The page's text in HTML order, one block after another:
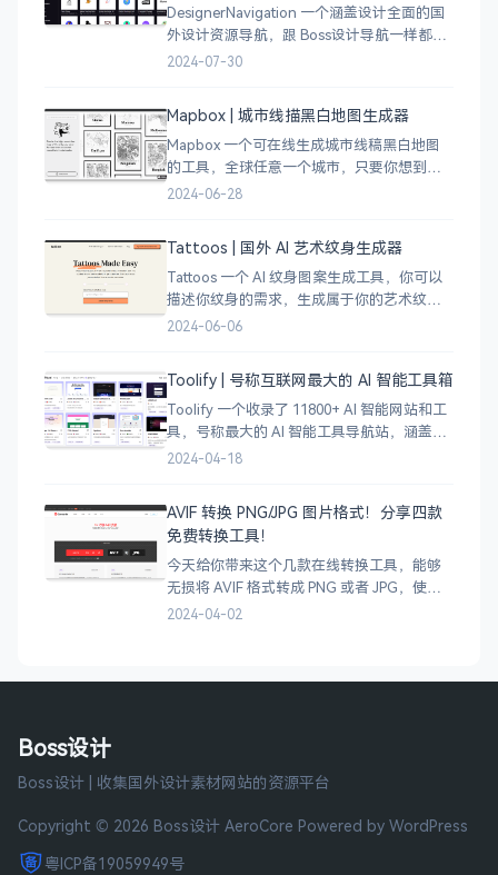
DesignerNavigation 一个涵盖设计全面的国
外设计资源导航，跟 Boss设计导航一样都是
分门别类的划分设计灵感、资讯、UI 资源、
2024-07-30
Mapbox | 城市线描黑白地图生成器
Mapbox 一个可在线生成城市线稿黑白地图
的工具，全球任意一个城市，只要你想到的
城市，直接搜索城市名称，自动生成该城市
成了
2024-06-28
Tattoos | 国外 AI 艺术纹身生成器
Tattoos 一个 AI 纹身图案生成工具，你可以
描述你纹身的需求，生成属于你的艺术纹身
图案，通过艺术表达自己，让纹身不仅仅是
2024-06-06
Toolify | 号称互联网最大的 AI 智能工具箱
Toolify 一个收录了 11800+ AI 智能网站和工
具，号称最大的 AI 智能工具导航站，涵盖了
AI 图像、AI 写作、AI 音视频工具、聊天机器
2024-04-18
AVIF 转换 PNG/JPG 图片格式！分享四款
免费转换工具！
今天给你带来这个几款在线转换工具，能够
无损将 AVIF 格式转成 PNG 或者 JPG，使用
很简单，只需将 AVIF 图像拖拽上传即可完成
2024-04-02
Boss设计
Boss设计 | 收集国外设计素材网站的资源平台
Copyright © 2026 Boss设计 AeroCore Powered by WordPress
粤ICP备19059949号